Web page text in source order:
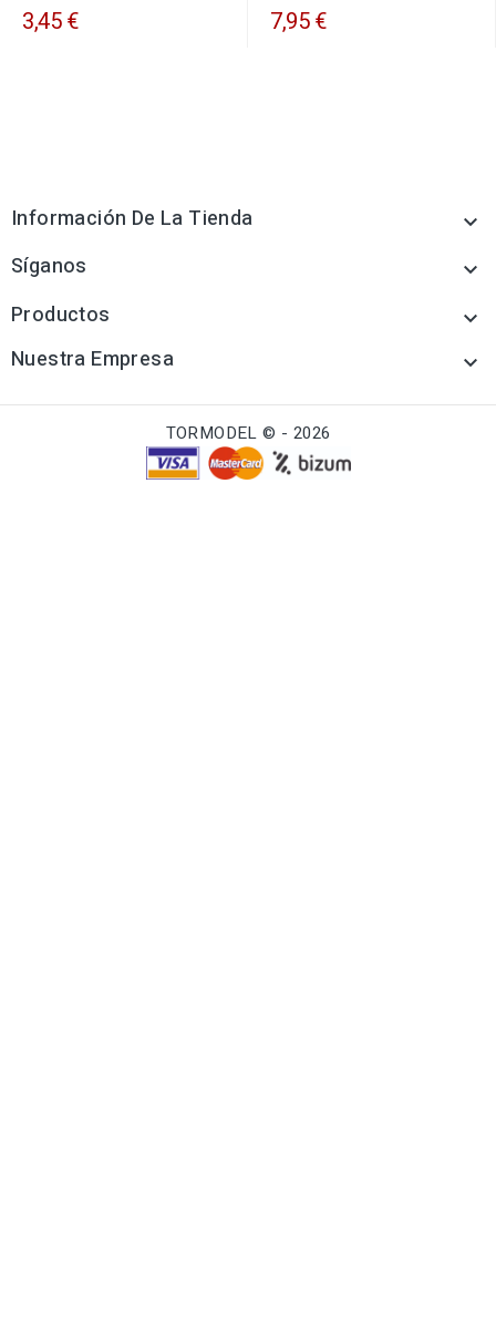
3,45 € 7,95 €
Información De La Tienda 
Síganos 
Productos 
Nuestra Empresa 
TORMODEL © - 2026